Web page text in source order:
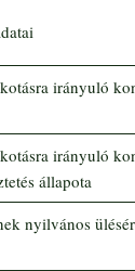
irányuló
irányuló
állapota
nyilvános